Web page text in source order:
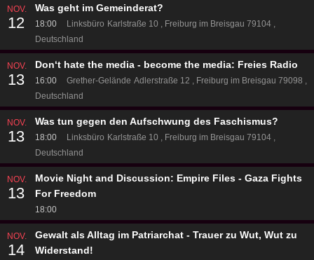
NOV.
12
Was geht im Gemeinderat?
18:00 Linksbüro Karlstraße 10
Freiburg im Breisgau 79104
Deutschland
NOV.
13
Don‘t hate the media - become the media: Freies Radio
16:00 Grether-Gelände Adlerstraße 12
Freiburg im Breisgau 79098
Deutschland
NOV.
13
Was tun gegen den Aufschwung des Faschismus?
18:00 Linksbüro Karlstraße 10
Freiburg im Breisgau 79104
Deutschland
NOV.
13
Movie Night and Discussion: Empire Files - Gaza Fights
For Freedom
18:00
NOV.
14
Gewalt als Alltag im Patriarchat - Trauer zu Wut, Wut zu
Widerstand!